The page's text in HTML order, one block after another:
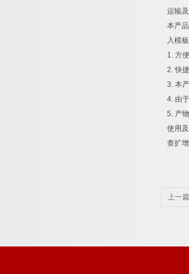
运输
本产
入模
1. 方
2.快
3. 本
4. 由
5. 产
使用
查扩增
上一篇